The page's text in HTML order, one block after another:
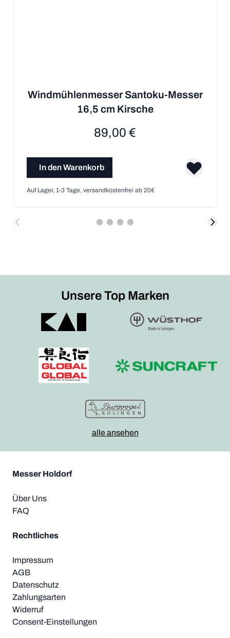
Windmühlenmesser Santoku-Messer
16,5 cm Kirsche
89,00 €
In den Warenkorb
Auf Lager, 1-3 Tage, versandkostenfrei ab 20€
Unsere Top Marken
alle ansehen
Messer Holdorf
Über Uns
FAQ
Rechtliches
Impressum
AGB
Datenschutz
Zahlungsarten
Widerruf
Consent-Einstellungen